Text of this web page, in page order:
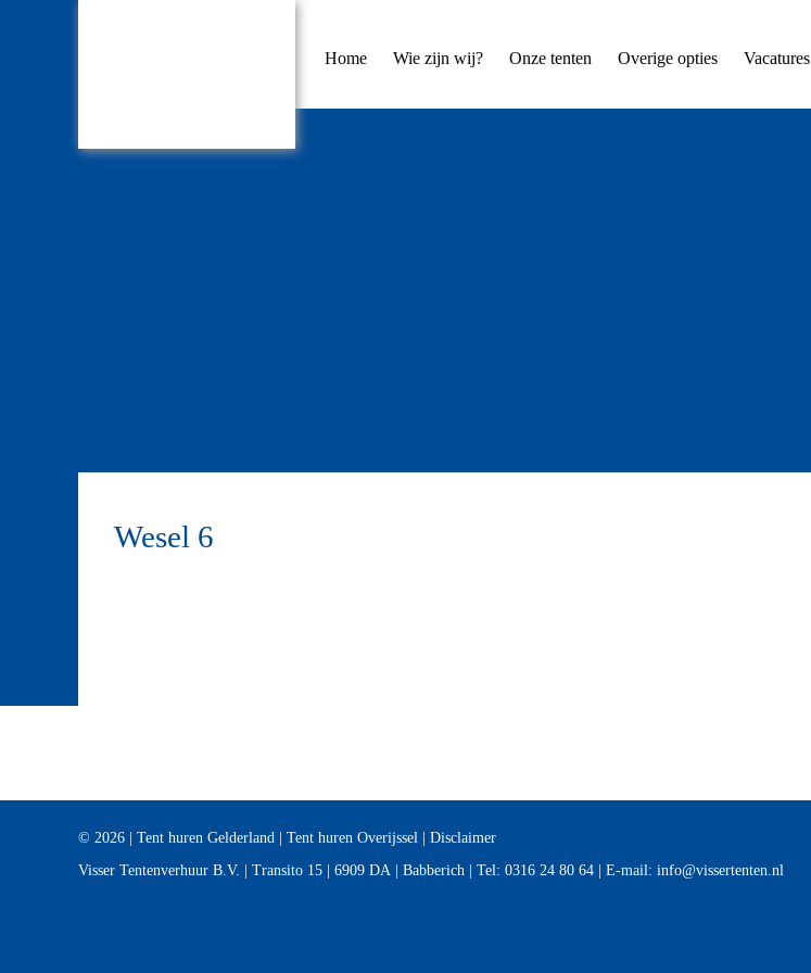
Wesel 6
Home Wie zijn wij? Onze tenten Overige opties Vacatures
© 2026 | Tent huren Gelderland Tent huren Overijssel
Disclaimer
Visser Tentenverhuur B.V.
Transito 15 6909 DA Babberich Tel: 0316 24 80 64 E-mail: info@vissertenten.nl